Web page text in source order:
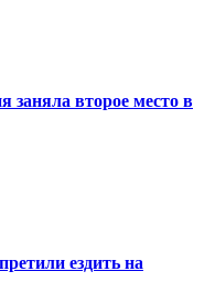
заняла второе место в
ездить на